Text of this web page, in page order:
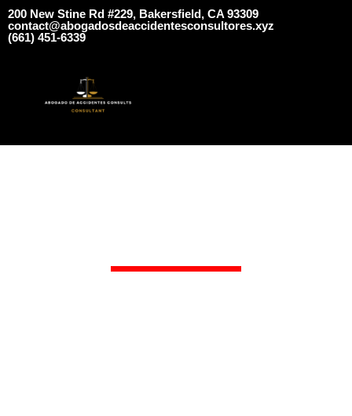
​​​200 New Stine Rd #229, Bakersfield, CA 93309
contact@abogadosdeaccidentesconsultores.xyz
​​(661) 451-6339